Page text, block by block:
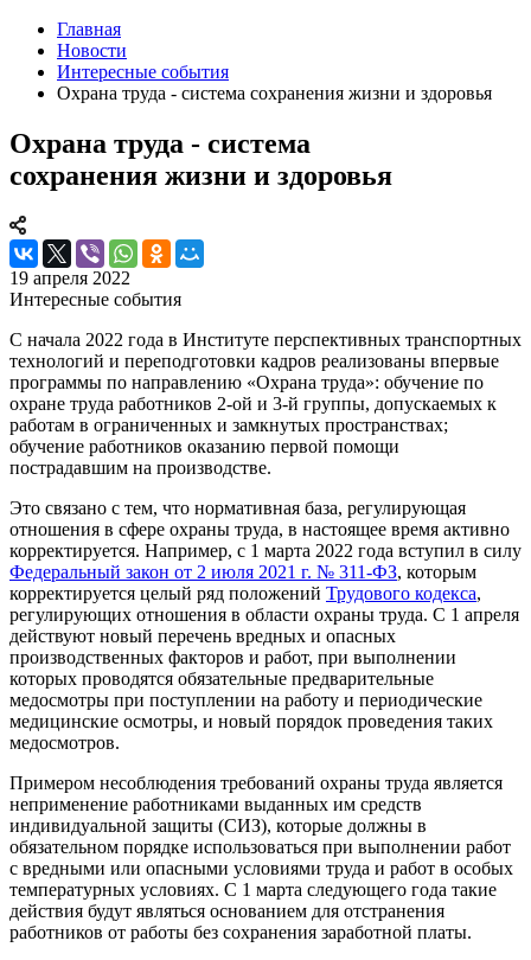
Главная
Новости
Интересные события
Охрана труда ‐ система сохранения жизни и здоровья
Охрана труда ‐ система
сохранения жизни и здоровья
19 апреля 2022
Интересные события
С начала 2022 года в Институте перспективных транспортных
технологий и переподготовки кадров реализованы впервые
программы по направлению «Охрана труда»: обучение по
охране труда работников 2-ой и 3-й группы, допускаемых к
работам в ограниченных и замкнутых пространствах;
обучение работников оказанию первой помощи
пострадавшим на производстве.
Это связано с тем, что нормативная база, регулирующая
отношения в сфере охраны труда, в настоящее время активно
корректируется. Например, с 1 марта 2022 года вступил в силу
Федеральный закон от 2 июля 2021 г. № 311-ФЗ, которым
корректируется целый ряд положений Трудового кодекса,
регулирующих отношения в области охраны труда. С 1 апреля
действуют новый перечень вредных и опасных
производственных факторов и работ, при выполнении
которых проводятся обязательные предварительные
медосмотры при поступлении на работу и периодические
медицинские осмотры, и новый порядок проведения таких
медосмотров.
Примером несоблюдения требований охраны труда является
неприменение работниками выданных им средств
индивидуальной защиты (СИЗ), которые должны в
обязательном порядке использоваться при выполнении работ
с вредными или опасными условиями труда и работ в особых
температурных условиях. С 1 марта следующего года такие
действия будут являться основанием для отстранения
работников от работы без сохранения заработной платы.